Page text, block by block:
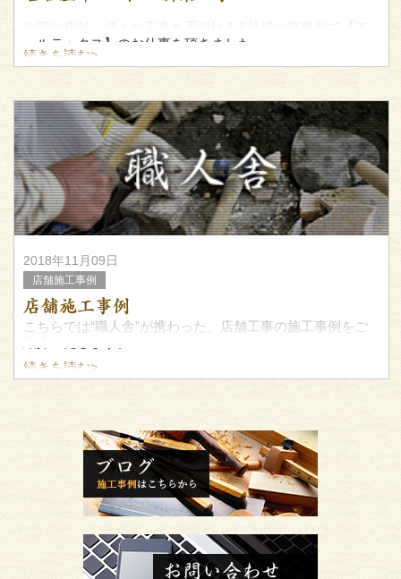
ールテックス】のお仕事を頂きました。
ここ数年で流行りだした左官材料です。
東京・大阪ではよく目にしますが、まだまだ東海地区では
まだあまり目に
続きを読む>
2018年11月09日
店舗施工事例
店舗施工事例
こちらでは“職人舎”が携わった、店舗工事の施工事例をご
続きを読む>